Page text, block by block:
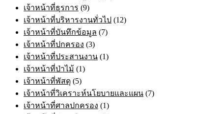
เจ้าหน้าที่ธุรการ (9)
เจ้าหน้าที่บริหารงานทั่วไป (12)
เจ้าหน้าที่บันทึกข้อมูล (7)
เจ้าหน้าที่ปกครอง (3)
เจ้าหน้าที่ประสานงาน (1)
เจ้าหน้าที่ป่าไม้ (1)
เจ้าหน้าที่พัสดุ (5)
เจ้าหน้าที่วิเคราะห์นโยบายและแผน (7)
เจ้าหน้าที่ศาลปกครอง (1)